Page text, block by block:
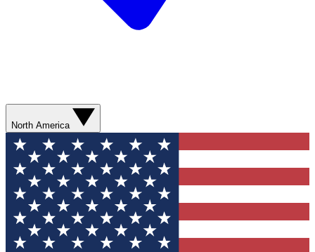
North America